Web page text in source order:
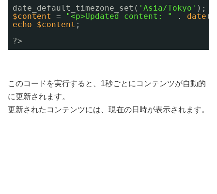
date_default_timezone_set( 'Asia/Tokyo' );
$content
= "<p>Updated content: " . date (
echo
$content ;
?>
このコードを実行すると、1秒ごとにコンテンツが自動的
に更新されます。
更新されたコンテンツには、現在の日時が表示されます。